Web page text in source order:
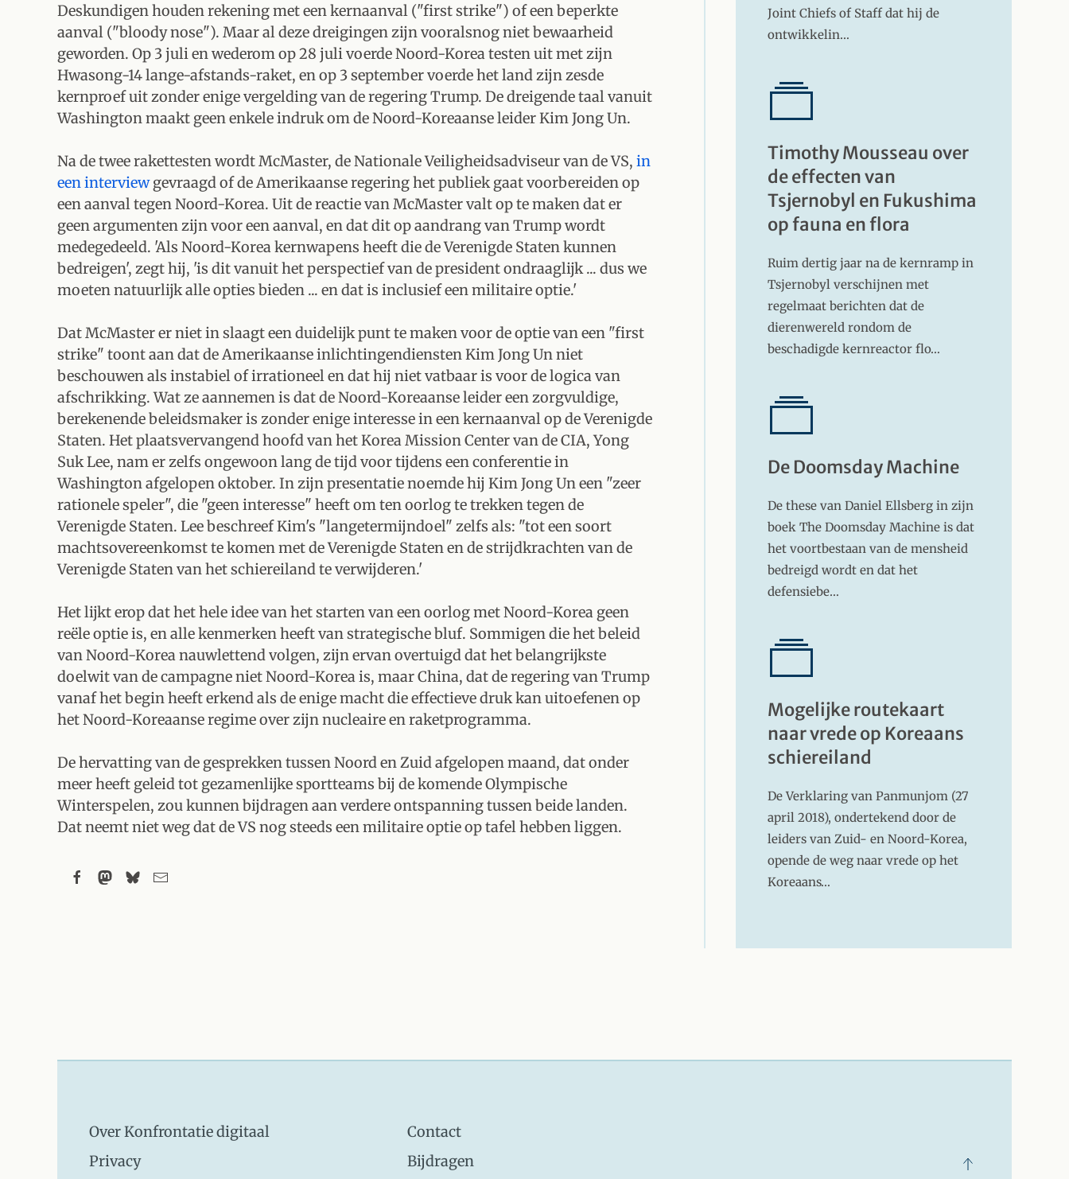
Deskundigen houden rekening met een kernaanval ("first strike") of een beperkte
aanval ("bloody nose"). Maar al deze dreigingen zijn vooralsnog niet bewaarheid
geworden. Op 3 juli en wederom op 28 juli voerde Noord-Korea testen uit met zijn
Hwasong-14 lange-afstands-raket, en op 3 september voerde het land zijn zesde
kernproef uit zonder enige vergelding van de regering Trump. De dreigende taal vanuit
Washington maakt geen enkele indruk om de Noord-Koreaanse leider Kim Jong Un.
Na de twee rakettesten wordt McMaster, de Nationale Veiligheidsadviseur van de VS, in
een interviewgevraagd of de Amerikaanse regering het publiek gaat voorbereiden op
een aanval tegen Noord-Korea. Uit de reactie van McMaster valt op te maken dat er
geen argumenten zijn voor een aanval, en dat dit op aandrang van Trump wordt
medegedeeld. 'Als Noord-Korea kernwapens heeft die de Verenigde Staten kunnen
bedreigen', zegt hij, 'is dit vanuit het perspectief van de president ondraaglijk ... dus we
moeten natuurlijk alle opties bieden ... en dat is inclusief een militaire optie.'
Dat McMaster er niet in slaagt een duidelijk punt te maken voor de optie van een "first
strike" toont aan dat de Amerikaanse inlichtingendiensten Kim Jong Un niet
beschouwen als instabiel of irrationeel en dat hij niet vatbaar is voor de logica van
afschrikking. Wat ze aannemen is dat de Noord-Koreaanse leider een zorgvuldige,
berekenende beleidsmaker is zonder enige interesse in een kernaanval op de Verenigde
Staten. Het plaatsvervangend hoofd van het Korea Mission Center van de CIA, Yong
Suk Lee, nam er zelfs ongewoon lang de tijd voor tijdens een conferentie in
Washington afgelopen oktober. In zijn presentatie noemde hij Kim Jong Un een "zeer
rationele speler", die "geen interesse" heeft om ten oorlog te trekken tegen de
Verenigde Staten. Lee beschreef Kim's "langetermijndoel" zelfs als: "tot een soort
machtsovereenkomst te komen met de Verenigde Staten en de strijdkrachten van de
Verenigde Staten van het schiereiland te verwijderen.'
Het lijkt erop dat het hele idee van het starten van een oorlog met Noord-Korea geen
reële optie is, en alle kenmerken heeft van strategische bluf. Sommigen die het beleid
van Noord-Korea nauwlettend volgen, zijn ervan overtuigd dat het belangrijkste
doelwit van de campagne niet Noord-Korea is, maar China, dat de regering van Trump
vanaf het begin heeft erkend als de enige macht die effectieve druk kan uitoefenen op
het Noord-Koreaanse regime over zijn nucleaire en raketprogramma.
De hervatting van de gesprekken tussen Noord en Zuid afgelopen maand, dat onder
meer heeft geleid tot gezamenlijke sportteams bij de komende Olympische
Winterspelen, zou kunnen bijdragen aan verdere ontspanning tussen beide landen.
Dat neemt niet weg dat de VS nog steeds een militaire optie op tafel hebben liggen.
Joint Chiefs of Staff dat hij de
ontwikkelin…
Timothy Mousseau over
de effecten van
Tsjernobyl en Fukushima
op fauna en flora
Ruim dertig jaar na de kernramp in
Tsjernobyl verschijnen met
regelmaat berichten dat de
dierenwereld rondom de
beschadigde kernreactor flo…
De Doomsday Machine
De these van Daniel Ellsberg in zijn
boek The Doomsday Machine is dat
het voortbestaan van de mensheid
bedreigd wordt en dat het
defensiebe…
Mogelijke routekaart
naar vrede op Koreaans
schiereiland
De Verklaring van Panmunjom (27
april 2018), ondertekend door de
leiders van Zuid- en Noord-Korea,
opende de weg naar vrede op het
Koreaans…
Over Konfrontatie digitaal
Privacy
Contact
Bijdragen